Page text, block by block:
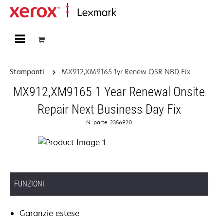
Stampanti MX912,XM9165 1yr Renew OSR NBD Fix
MX912,XM9165 1 Year Renewal Onsite
Repair Next Business Day Fix
N. parte: 2356920
FUNZIONI
Garanzie estese